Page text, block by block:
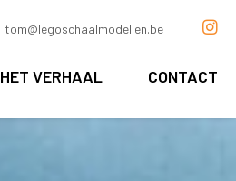
tom@legoschaalmodellen.be
HET VERHAAL CONTACT